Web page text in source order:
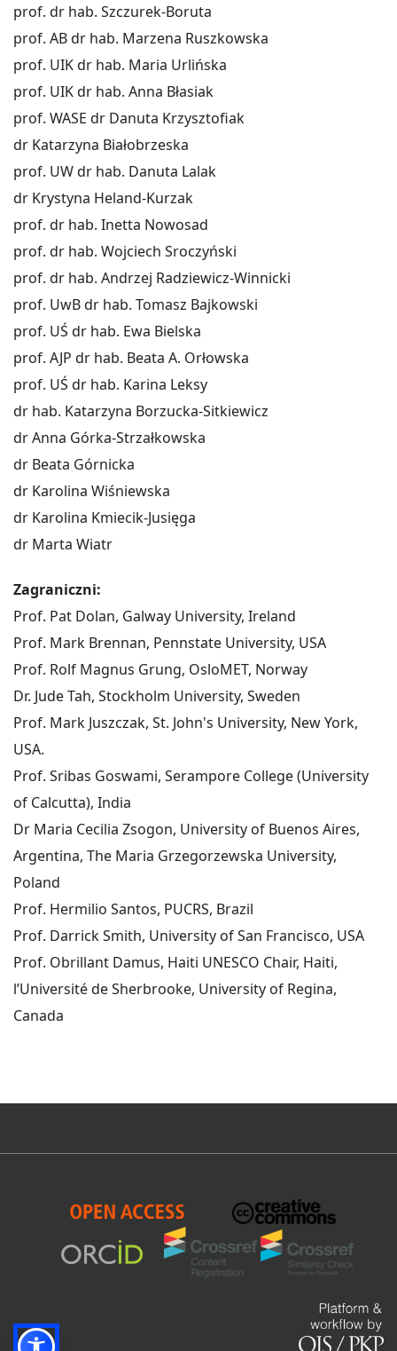
prof. dr hab. Szczurek-Boruta
prof. AB dr hab. Marzena Ruszkowska
prof. UIK dr hab. Maria Urlińska
prof. UIK dr hab. Anna Błasiak
prof. WASE dr Danuta Krzysztofiak
dr Katarzyna Białobrzeska
prof. UW dr hab. Danuta Lalak
dr Krystyna Heland-Kurzak
prof. dr hab. Inetta Nowosad
prof. dr hab. Wojciech Sroczyński
prof. dr hab. Andrzej Radziewicz-Winnicki
prof. UwB dr hab. Tomasz Bajkowski
prof. UŚ dr hab. Ewa Bielska
prof. AJP dr hab. Beata A. Orłowska
prof. UŚ dr hab. Karina Leksy
dr hab. Katarzyna Borzucka-Sitkiewicz
dr Anna Górka-Strzałkowska
dr Beata Górnicka
dr Karolina Wiśniewska
dr Karolina Kmiecik-Jusięga
dr Marta Wiatr
Zagraniczni:
Prof. Pat Dolan, Galway University, Ireland
Prof. Mark Brennan, Pennstate University, USA
Prof. Rolf Magnus Grung, OsloMET, Norway
Dr. Jude Tah, Stockholm University, Sweden
Prof. Mark Juszczak, St. John's University, New York,
USA.
Prof. Sribas Goswami, Serampore College (University
of Calcutta), India
Dr Maria Cecilia Zsogon, University of Buenos Aires,
Argentina, The Maria Grzegorzewska University,
Poland
Prof. Hermilio Santos, PUCRS, Brazil
Prof. Darrick Smith, University of San Francisco, USA
Prof. Obrillant Damus, Haiti UNESCO Chair, Haiti,
l’Université de Sherbrooke, University of Regina,
Canada